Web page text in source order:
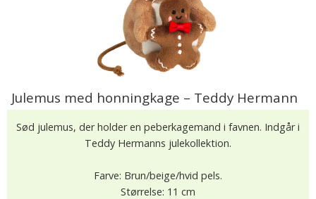
Julemus med honningkage – Teddy Hermann
Sød julemus, der holder en peberkagemand i favnen. Indgår i
Teddy Hermanns julekollektion.
Farve: Brun/beige/hvid pels.
Størrelse: 11 cm